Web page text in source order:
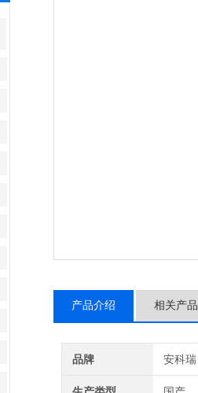
产品介绍 相关产品
品牌 安科瑞